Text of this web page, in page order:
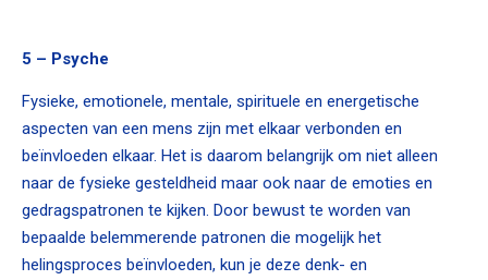
5 – Psyche
Fysieke, emotionele, mentale, spirituele en energetische
aspecten van een mens zijn met elkaar verbonden en
beïnvloeden elkaar. Het is daarom belangrijk om niet alleen
naar de fysieke gesteldheid maar ook naar de emoties en
gedragspatronen te kijken. Door bewust te worden van
bepaalde belemmerende patronen die mogelijk het
helingsproces beïnvloeden, kun je deze denk- en